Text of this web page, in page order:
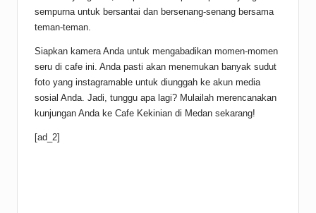
sempurna untuk bersantai dan bersenang-senang bersama
teman-teman.
Siapkan kamera Anda untuk mengabadikan momen-momen
seru di cafe ini. Anda pasti akan menemukan banyak sudut
foto yang instagramable untuk diunggah ke akun media
sosial Anda. Jadi, tunggu apa lagi? Mulailah merencanakan
kunjungan Anda ke Cafe Kekinian di Medan sekarang!
[ad_2]